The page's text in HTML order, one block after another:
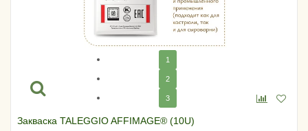
1
2
3
Закваска TALEGGIO AFFIMAGE® (10U)